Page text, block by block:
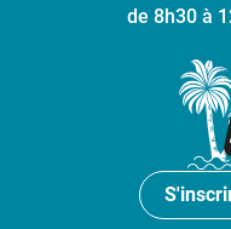
de 8h30 à